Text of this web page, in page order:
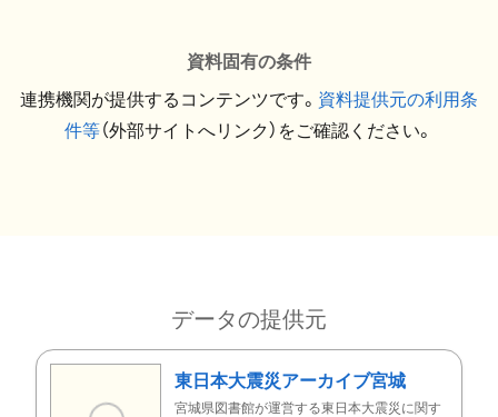
資料固有の条件
連携機関が提供するコンテンツです。 資料提供元の利用条
件等（外部サイトへリンク）をご確認ください。
データの提供元
東日本大震災アーカイブ宮城
宮城県図書館が運営する東日本大震災に関す